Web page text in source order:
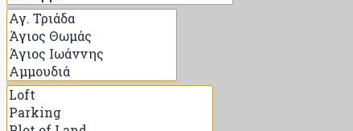
ΠΟΊΟΣ ΕΊΜΑΙ
ΕΠΙΚΟΙΝΩΝΊΑ
BLOG